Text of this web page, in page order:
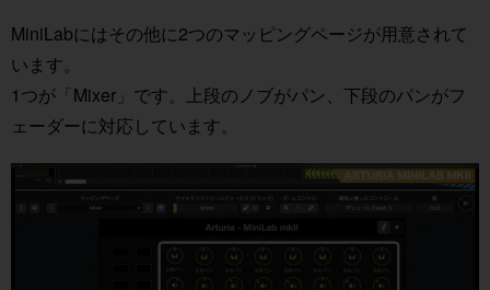
MiniLabにはその他に2つのマッピングページが用意されて
います。
1つが「Mixer」です。上段のノブがパン、下段のパンがフ
ェーダーに対応しています。